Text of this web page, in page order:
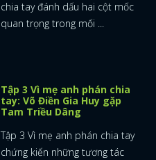
chia tay đánh dấu hai cột mốc
quan trọng trong mối ...
Tập 3 Vì mẹ anh phán chia
tay: Võ Điền Gia Huy gặp
Tam Triều Dâng
Tập 3 Vì mẹ anh phán chia tay
chứng kiến những tương tác